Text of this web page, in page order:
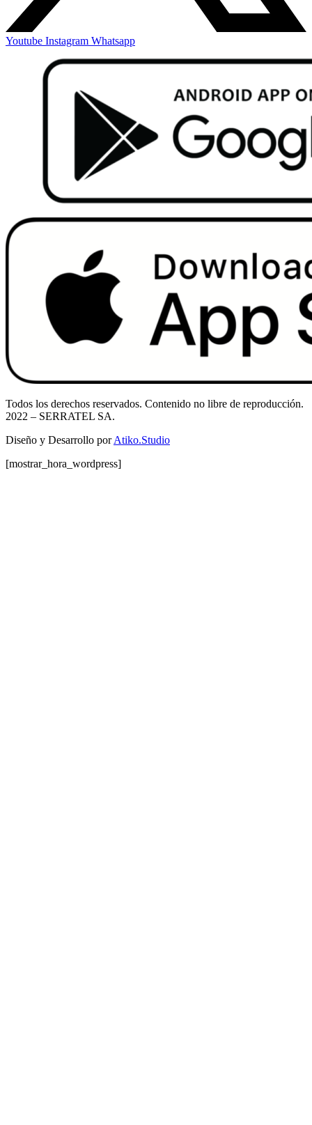
Youtube Instagram Whatsapp
Todos los derechos reservados. Contenido no libre de reproducción.
2022 – SERRATEL SA.
Diseño y Desarrollo porAtiko.Studio
[mostrar_hora_wordpress]